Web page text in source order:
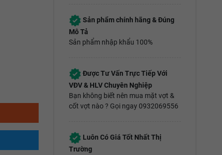
Sản phẩm chính hãng & Đúng
Mô Tả
Sản phẩm nhập khẩu 100%
Được Tư Vấn Trực Tiếp Với
VĐV & HLV Chuyên Nghiệp
Bạn không biết nên mua mặt vợt &
cốt vợt nào ? Gọi ngay 0932069556
Luôn Có Giá Tốt Nhất Thị
Trường